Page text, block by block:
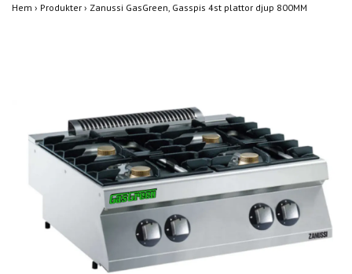
Hem › Produkter › Zanussi GasGreen, Gasspis 4st plattor djup 800MM